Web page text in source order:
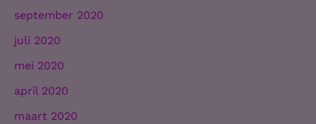
september 2020
juli 2020
mei 2020
april 2020
maart 2020